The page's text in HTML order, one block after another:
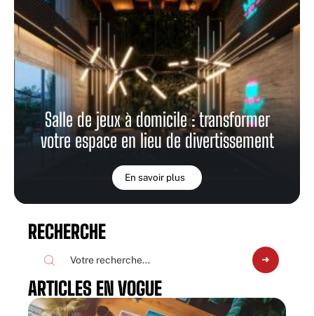
Salle de jeux à domicile : transformer
votre espace en lieu de divertissement
En savoir plus
RECHERCHE
ARTICLES EN VOGUE